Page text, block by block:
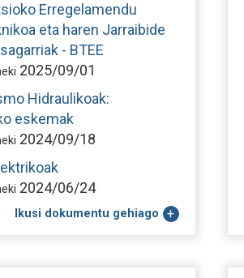
Erregelamendu
eta haren Jarraibide
- BTEE
2025/09/01
Hidraulikoak:
eskemak
2024/09/18
2024/06/24
Ikusi dokumentu gehiago